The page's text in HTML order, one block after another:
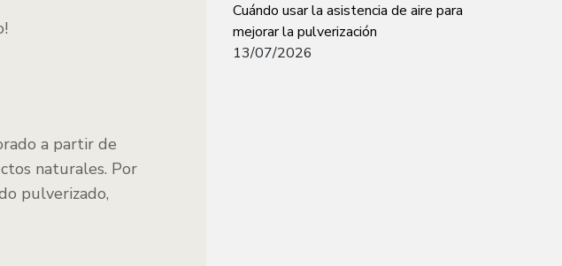
a partir de
naturales. Por
pulverizado,
Cuándo usar la asistencia de aire para
mejorar la pulverización
13/07/2026